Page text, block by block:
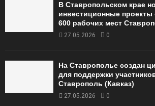
В Ставропольском крае
инвестиционные
600 рабочих мест
27.05.2026 0
На Ставрополье создан
для поддержки
Ставрополь (Кавказ)
27.05.2026 0